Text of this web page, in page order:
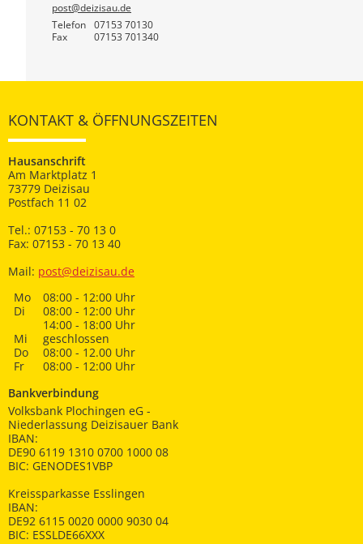
post@deizisau.de
Telefon
07153 70130
Fax 07153 701340
KONTAKT & ÖFFNUNGSZEITEN
Hausanschrift
Am Marktplatz 1
73779 Deizisau
Postfach 11 02
Tel.: 07153 - 70 13 0
Fax: 07153 - 70 13 40
Mail: post@deizisau.de
Mo
08:00 - 12:00 Uhr
Di
08:00 - 12:00 Uhr
14:00 - 18:00 Uhr
Mi
geschlossen
Do
08:00 - 12.00 Uhr
Fr
08:00 - 12:00 Uhr
Bankverbindung
Volksbank Plochingen eG -
Niederlassung Deizisauer Bank
IBAN:
DE90 6119 1310 0700 1000 08
BIC: GENODES1VBP
Kreissparkasse Esslingen
IBAN:
DE92 6115 0020 0000 9030 04
BIC: ESSLDE66XXX